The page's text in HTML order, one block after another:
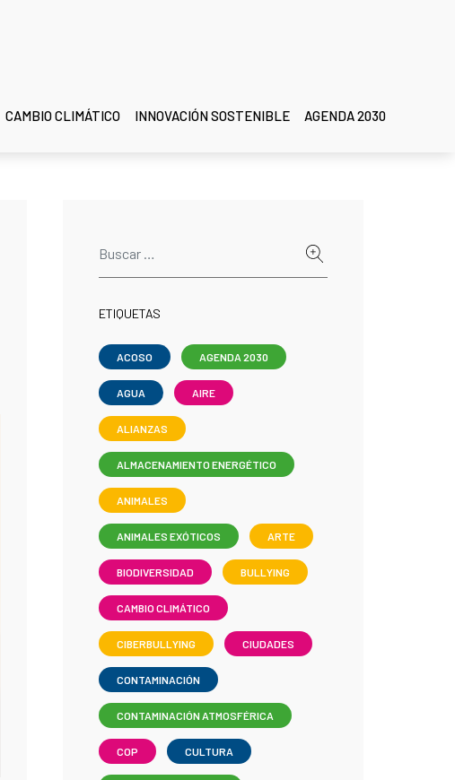
CAMBIO CLIMÁTICO INNOVACIÓN SOSTENIBLE AGENDA 2030
ETIQUETAS
ACOSO AGENDA 2030
AGUA AIRE
ALIANZAS
ALMACENAMIENTO ENERGÉTICO
ANIMALES
ANIMALES EXÓTICOS ARTE
BIODIVERSIDAD BULLYING
CAMBIO CLIMÁTICO
CIBERBULLYING CIUDADES
CONTAMINACIÓN
CONTAMINACIÓN ATMOSFÉRICA
COP CULTURA